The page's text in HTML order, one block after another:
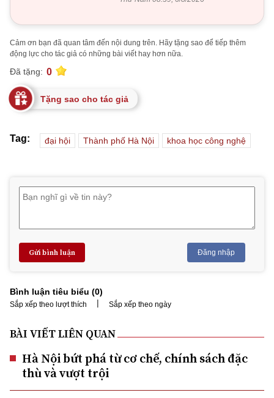
Cảm ơn bạn đã quan tâm đến nội dung trên. Hãy tặng sao để tiếp thêm
động lực cho tác giả có những bài viết hay hơn nữa.
Đã tặng: 0
Tặng sao cho tác giả
Tag: đại hội Thành phố Hà Nội khoa học công nghệ
Gửi bình luận Đăng nhập
Bình luận tiêu biểu (0)
Sắp xếp theo lượt thích | Sắp xếp theo ngày
BÀI VIẾT LIÊN QUAN
Hà Nội bứt phá từ cơ chế, chính sách đặc
thù và vượt trội